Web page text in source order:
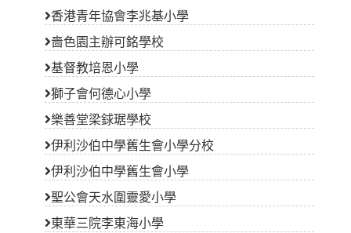
香港青年協會李兆基小學
嗇色園主辦可銘學校
基督教培恩小學
獅子會何德心小學
樂善堂梁銶琚學校
伊利沙伯中學舊生會小學分校
伊利沙伯中學舊生會小學
聖公會天水圍靈愛小學
東華三院李東海小學